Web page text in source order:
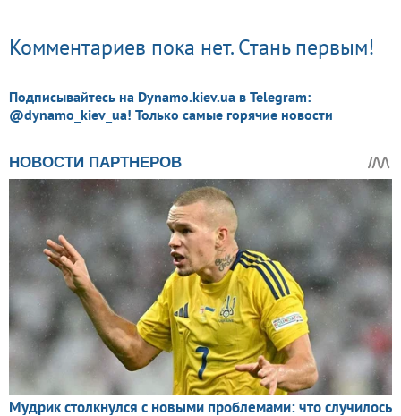
Комментариев пока нет. Стань первым!
Подписывайтесь на Dynamo.kiev.ua в Telegram:
@dynamo_kiev_ua! Только самые горячие новости